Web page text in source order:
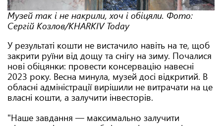
Музей так і не накрили, хоч і обіцяли. Фото:
Сергій Козлов/KHARKIV Today
У результаті кошти не вистачило навіть на те, щоб
закрити руїни від дощу та снігу на зиму. Почалися
нові обіцянки: провести консервацію навесні
2023 року. Весна минула, музей досі відкритий. В
обласні адміністрації вирішили не витрачати на це
власні кошти, а залучити інвесторів.
"Наше завдання — максимально залучити